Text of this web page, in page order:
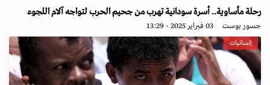
رحلة مأساوية.. أسرة سودانية تهرب من جحيم الحرب لتواجه آلام اللجوء
جسور بوست 03 فبراير 2025 - 13:29
إنسانيات